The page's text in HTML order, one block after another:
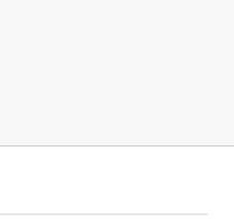
Lamers, Velp